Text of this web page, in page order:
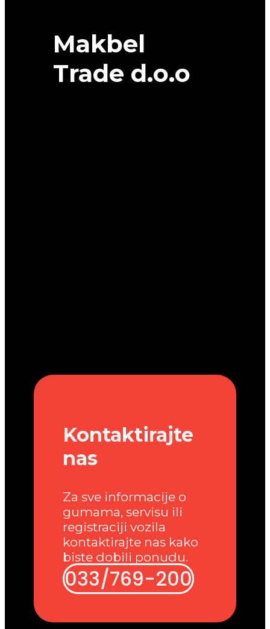
Makbel
Trade d.o.o
Kontaktirajte
nas
Za sve informacije o
gumama, servisu ili
registraciji vozila
kontaktirajte nas kako
biste dobili ponudu.
033/769-200